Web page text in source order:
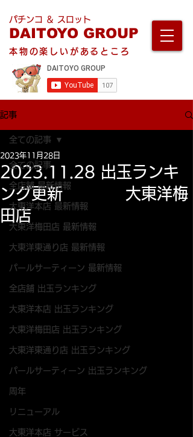
パチンコ ＆ スロット
DAITOYO GROUP
本物の楽しいがあるところ
記事
全ての記事
全店舗 最新情報
大東洋本店 最新情報
大東洋梅田店 最新情報
大東洋東通り店 最新情報
パールサーティーン 最新情報
全店舗 出玉ランキング
大東洋本店 出玉ランキング
大東洋梅田店 出玉ランキング
大東洋東通り店 出玉ランキング
パールサーティーン 出玉ランキング
周年
リニューアル
大東洋本店 サービス
全ての記事
2023.11.28 出玉ランキ
ング更新 大東洋梅
田店
2023年11月28日